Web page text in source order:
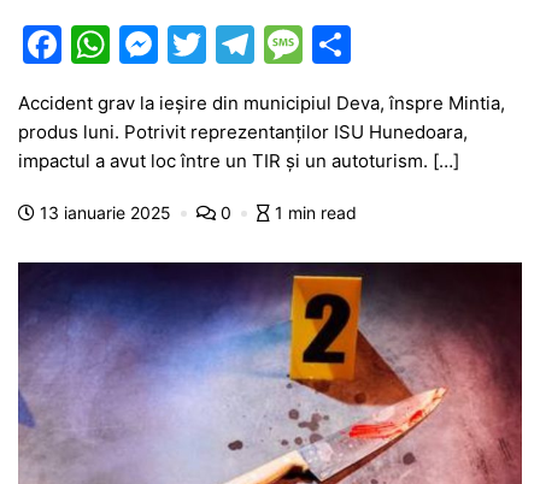
F
c
e
b
o
k
W
at
s
A
p
M
e
s
s
e
g
er
T
w
itt
er
T
el
e
gr
a
m
M
e
s
s
a
e
ta
je
a
ă
Accident grav la ieșire din municipiul Deva, înspre Mintia,
produs luni. Potrivit reprezentanților ISU Hunedoara,
impactul a avut loc între un TIR și un autoturism. […]
13 ianuarie 2025 0 1 min read